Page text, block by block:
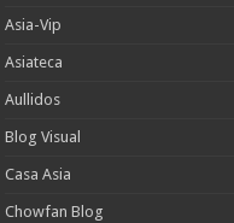
Asia-Vip
Asiateca
Aullidos
Blog Visual
Casa Asia
Chowfan Blog